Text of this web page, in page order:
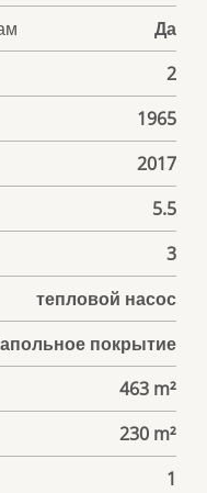
Да
2
1965
2017
5.5
3
тепловой насос
покрытие
463 m²
230 m²
1